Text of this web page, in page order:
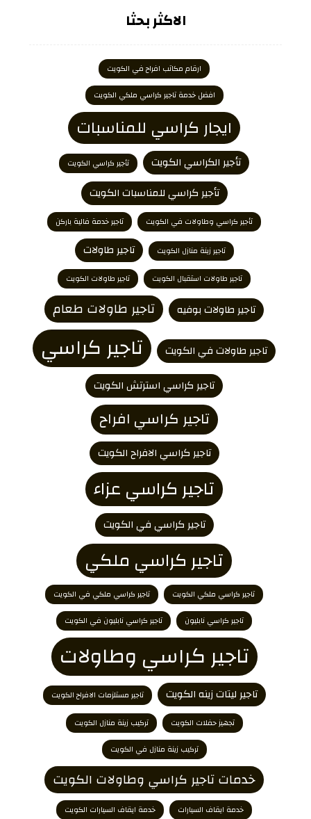
الاكثر بحثا
ارقام مكاتب افراح في الكويت
افضل خدمة تاجير كراسي ملكي الكويت
ايجار كراسي للمناسبات
تأجير الكراسي الكويت تأجير كراسي الكويت
تأجير كراسي للمناسبات الكويت
تأجير كراسي وطاولات في الكويت تاجير خدمة فالية باركن
تاجير زينة منازل الكويت تاجير طاولات
تاجير طاولات استقبال الكويت تاجير طاولات الكويت
تاجير طاولات بوفيه تاجير طاولات طعام
تاجير طاولات في الكويت تاجير كراسي
تاجير كراسي استرتش الكويت
تاجير كراسي افراح
تاجير كراسي الافراح الكويت
تاجير كراسي عزاء
تاجير كراسي في الكويت
تاجير كراسي ملكي
تاجير كراسي ملكي الكويت
تاجير كراسي ملكي في الكويت
تاجير كراسي نابليون
تاجير كراسي نابليون في الكويت
تاجير كراسي وطاولات
تاجير ليتات زينه الكويت
تاجير مستلزمات الافراح الكويت
تجهيز حفلات الكويت
تركيب زينة منازل الكويت
تركيب زينة منازل في الكويت
خدمات تاجير كراسي وطاولات الكويت
خدمة ايقاف السيارات خدمة ايقاف السيارات الكويت